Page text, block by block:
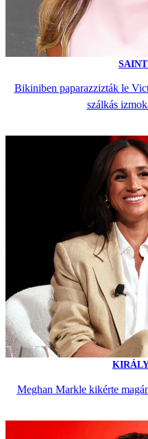
Bikiniben paparazzizták le
szálkás
Meghan Markle kikérte